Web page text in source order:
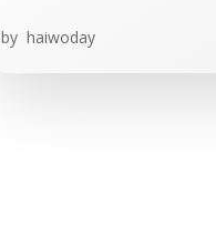
by haiwoday